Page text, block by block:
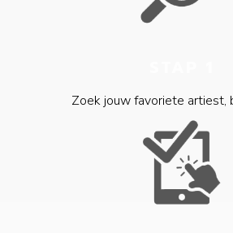
Zoek jouw favoriete artiest,